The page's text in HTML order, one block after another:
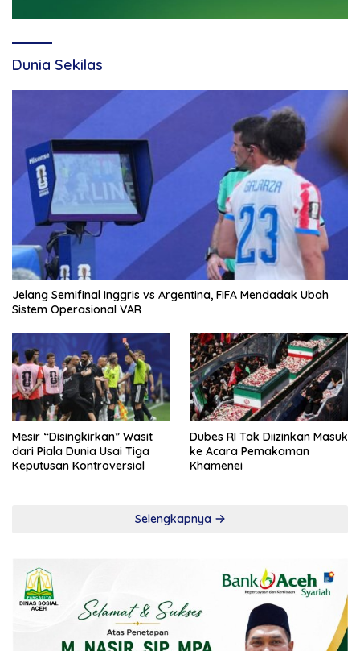
Dunia Sekilas
Jelang Semifinal Inggris vs Argentina, FIFA Mendadak Ubah
Sistem Operasional VAR
Mesir “Disingkirkan” Wasit
dari Piala Dunia Usai Tiga
Keputusan Kontroversial
Dubes RI Tak Diizinkan Masuk
ke Acara Pemakaman
Khamenei
Selengkapnya